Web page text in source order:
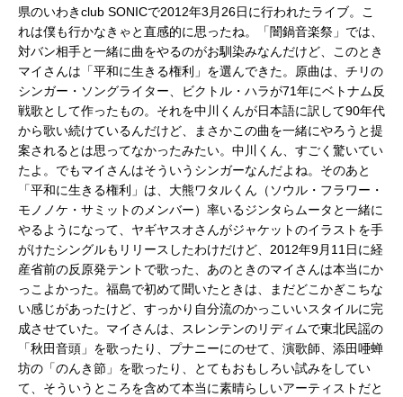
県のいわきclub SONICで2012年3月26日に行われたライブ。こ
れは僕も行かなきゃと直感的に思ったね。「闇鍋音楽祭」では、
対バン相手と一緒に曲をやるのがお馴染みなんだけど、このとき
マイさんは「平和に生きる権利」を選んできた。原曲は、チリの
シンガー・ソングライター、ビクトル・ハラが71年にベトナム反
戦歌として作ったもの。それを中川くんが日本語に訳して90年代
から歌い続けているんだけど、まさかこの曲を一緒にやろうと提
案されるとは思ってなかったみたい。中川くん、すごく驚いてい
たよ。でもマイさんはそういうシンガーなんだよね。そのあと
「平和に生きる権利」は、大熊ワタルくん（ソウル・フラワー・
モノノケ・サミットのメンバー）率いるジンタらムータと一緒に
やるようになって、ヤギヤスオさんがジャケットのイラストを手
がけたシングルもリリースしたわけだけど、2012年9月11日に経
産省前の反原発テントで歌った、あのときのマイさんは本当にか
っこよかった。福島で初めて聞いたときは、まだどこかぎこちな
い感じがあったけど、すっかり自分流のかっこいいスタイルに完
成させていた。マイさんは、スレンテンのリディムで東北民謡の
「秋田音頭」を歌ったり、プナニーにのせて、演歌師、添田唖蝉
坊の「のんき節」を歌ったり、とてもおもしろい試みをしてい
て、そういうところを含めて本当に素晴らしいアーティストだと